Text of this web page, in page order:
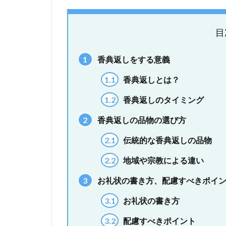
1 香典返しをする意義
1.1 香典返しとは？
1.2 香典返しのタイミング
2 香典返しの品物の選び方
2.1 伝統的な香典返しの品物
2.2 地域や宗教による違い
3 お礼状の書き方、配慮すべきポイ
3.1 お礼状の書き方
3.2 配慮すべきポイント